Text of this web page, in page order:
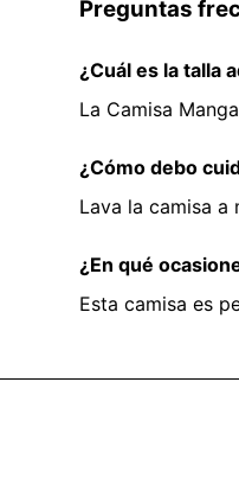
Preguntas
¿Cuál es la talla
La Camisa
¿Cómo debo
Lava la camisa
¿En qué
Esta camisa es